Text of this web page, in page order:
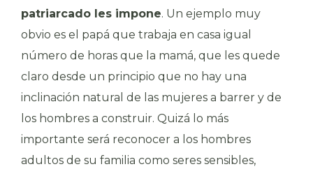
patriarcado les impone. Un ejemplo muy
obvio es el papá que trabaja en casa igual
número de horas que la mamá, que les quede
claro desde un principio que no hay una
inclinación natural de las mujeres a barrer y de
los hombres a construir. Quizá lo más
importante será reconocer a los hombres
adultos de su familia como seres sensibles,